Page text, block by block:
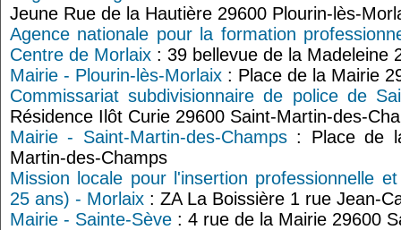
Jeune Rue de la Hautière 29600 Plourin-lès-
Agence nationale pour la formation
Centre de Morlaix : 39 bellevue de la Madeleine
Mairie - Plourin-lès-Morlaix : Place de la Mairie
Commissariat subdivisionnaire de police de
Résidence Ilôt Curie 29600 Saint-Martin-des-
Mairie - Saint-Martin-des-Champs: Place de
Martin-des-Champs
Mission locale pour l'insertion professionnelle
25 ans) - Morlaix : ZA La Boissière 1 rue Jean-
Mairie - Sainte-Sève : 4 rue de la Mairie 29600